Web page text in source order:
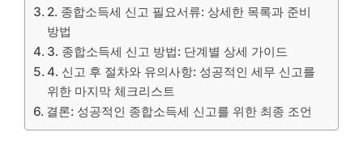
2. 종합소득세 신고 필요서류: 상세한 목록과 준비
방법
3. 종합소득세 신고 방법: 단계별 상세 가이드
4. 신고 후 절차와 유의사항: 성공적인 세무 신고를
위한 마지막 체크리스트
결론: 성공적인 종합소득세 신고를 위한 최종 조언